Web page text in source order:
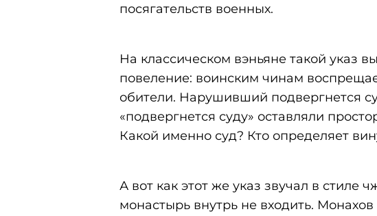
посягательств военных.
На классическом вэньяне такой указ
повеление: воинским чинам
обители. Нарушивший подвергнется
«подвергнется суду» оставляли
Какой именно суд? Кто определяет
А вот как этот же указ звучал в
монастырь внутрь не входить.